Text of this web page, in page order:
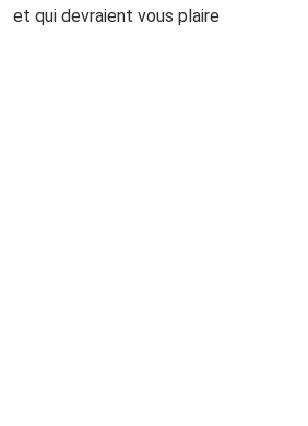
et qui devraient vous plaire